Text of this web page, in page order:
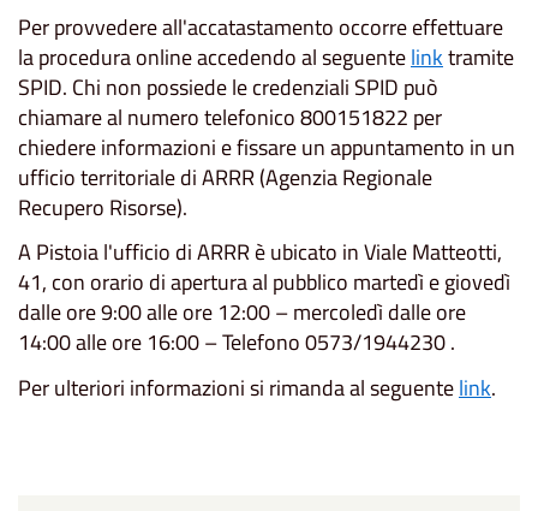
Per provvedere all'accatastamento occorre effettuare
la procedura online accedendo al seguentelinktramite
SPID. Chi non possiede le credenziali SPID può
chiamare al numero telefonico 800151822 per
chiedere informazioni e fissare un appuntamento in un
ufficio territoriale di ARRR (Agenzia Regionale
Recupero Risorse).
A Pistoia l'ufficio di ARRR è ubicato in Viale Matteotti,
41, con orario di apertura al pubblico martedì e giovedì
dalle ore 9:00 alle ore 12:00 – mercoledì dalle ore
14:00 alle ore 16:00 – Telefono 0573/1944230 .
Per ulteriori informazioni si rimanda al seguentelink.